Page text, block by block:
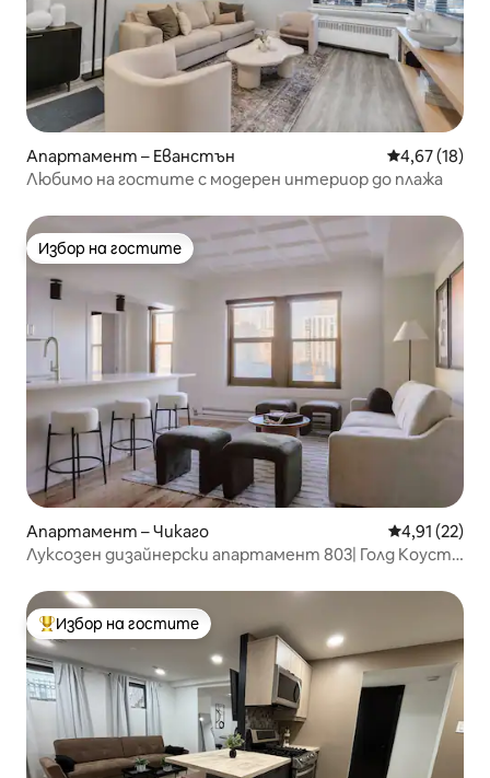
Апартамент – Еванстън Средна
4,67 (18)
Любимо на гостите с модерен интериор до плажа
Избор на гостите
Избор на гостите
Апартамент – Чикаго Средна
4,91 (22)
Луксозен дизайнерски апартамент 803| Голд Коуст/
Най-популярен избор на гостите
Избор на гостите